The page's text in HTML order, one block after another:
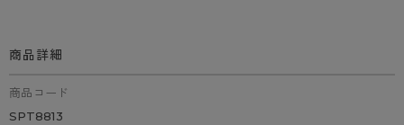
商品詳細
商品コード
SPT8813